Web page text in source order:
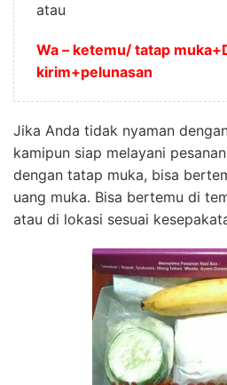
atau
Wa – ketemu/ tatap
kirim+pelunasan
Jika Anda tidak nyaman
kamipun siap melayani
dengan tatap muka, bisa
uang muka. Bisa bertemu di
atau di lokasi sesuai